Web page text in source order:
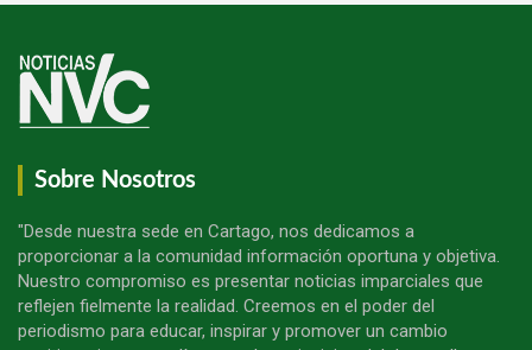
Sobre Nosotros
"Desde nuestra sede en Cartago, nos dedicamos a
proporcionar a la comunidad información oportuna y objetiva.
Nuestro compromiso es presentar noticias imparciales que
reflejen fielmente la realidad. Creemos en el poder del
periodismo para educar, inspirar y promover un cambio